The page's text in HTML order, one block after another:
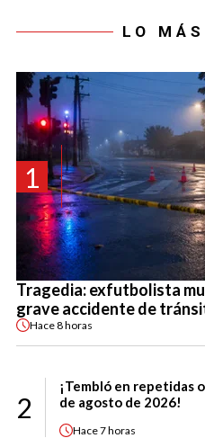
LO
1
Tragedia: exfutbolista
grave accidente de
Hace8 horas
2
¡Tembló en repetidas
de agosto de 2026!
Hace7 horas